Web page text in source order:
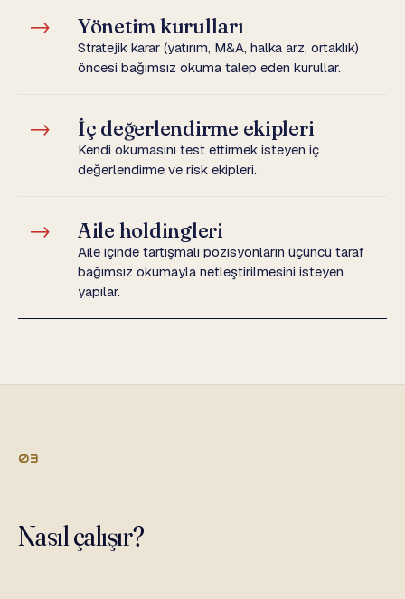
→ Yönetim kurulları
Stratejik karar (yatırım, M&A, halka arz, ortaklık)
öncesi bağımsız okuma talep eden kurullar.
→ İç değerlendirme ekipleri
Kendi okumasını test ettirmek isteyen iç
değerlendirme ve risk ekipleri.
→ Aile holdingleri
Aile içinde tartışmalı pozisyonların üçüncü taraf
bağımsız okumayla netleştirilmesini isteyen
yapılar.
03
Nasıl çalışır?